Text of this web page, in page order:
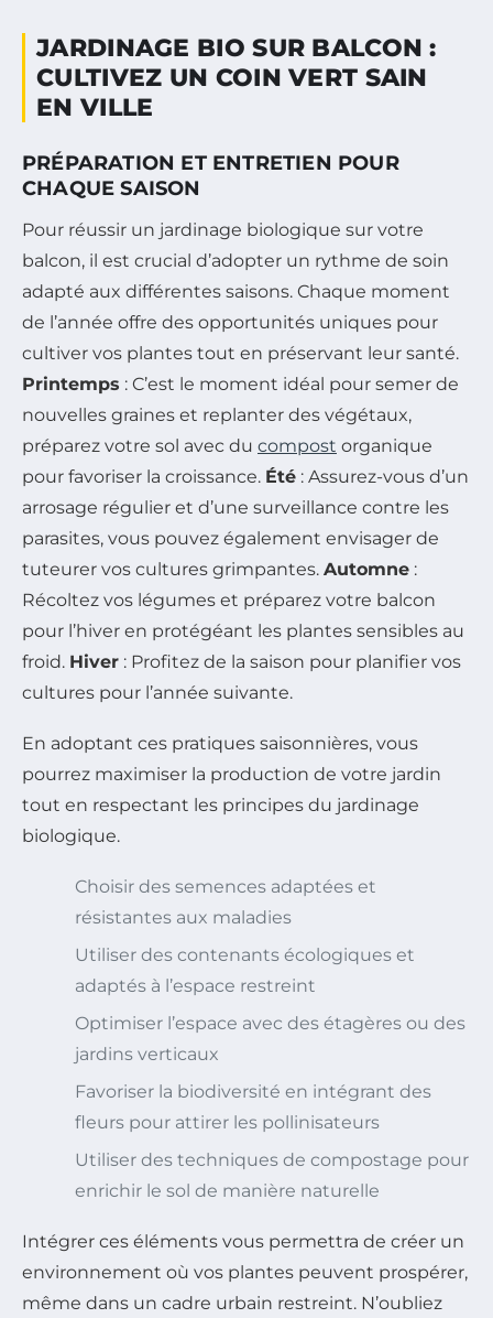
JARDINAGE BIO SUR BALCON :
CULTIVEZ UN COIN VERT SAIN
EN VILLE
PRÉPARATION ET ENTRETIEN POUR
CHAQUE SAISON
Pour réussir un jardinage biologique sur votre
balcon, il est crucial d’adopter un rythme de soin
adapté aux différentes saisons. Chaque moment
de l’année offre des opportunités uniques pour
cultiver vos plantes tout en préservant leur santé.
Printemps : C’est le moment idéal pour semer de
nouvelles graines et replanter des végétaux,
préparez votre sol avec du compost organique
pour favoriser la croissance. Été : Assurez-vous d’un
arrosage régulier et d’une surveillance contre les
parasites, vous pouvez également envisager de
tuteurer vos cultures grimpantes. Automne :
Récoltez vos légumes et préparez votre balcon
pour l’hiver en protégéant les plantes sensibles au
froid. Hiver : Profitez de la saison pour planifier vos
cultures pour l’année suivante.
En adoptant ces pratiques saisonnières, vous
pourrez maximiser la production de votre jardin
tout en respectant les principes du jardinage
biologique.
Choisir des semences adaptées et
résistantes aux maladies
Utiliser des contenants écologiques et
adaptés à l’espace restreint
Optimiser l’espace avec des étagères ou des
jardins verticaux
Favoriser la biodiversité en intégrant des
fleurs pour attirer les pollinisateurs
Utiliser des techniques de compostage pour
enrichir le sol de manière naturelle
Intégrer ces éléments vous permettra de créer un
environnement où vos plantes peuvent prospérer,
même dans un cadre urbain restreint. N’oubliez